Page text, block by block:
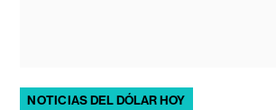
NOTICIAS DEL DÓLAR HOY